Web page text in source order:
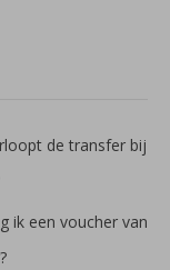
de transfer bij
ik een voucher van